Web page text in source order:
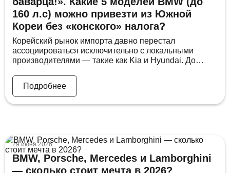
160 л.с) можно привезти из Южной
Кореи без «конского» налога?
Корейский рынок импорта давно перестал
ассоциироваться исключительно с локальными
производителями — такие как Kia и Hyundai. До
колоссальное количество «немцев», список которых,
безусловно, возглавлял BMW Корейские BMW
вообще часто приятно удивляют состоянием.
Подробнее
29 июня 2026
BMW, Porsche, Mercedes и Lamborghini
— сколько стоит мечта в 2026?